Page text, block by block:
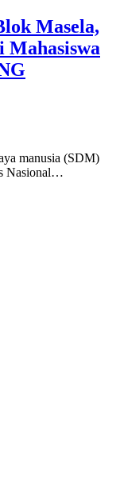
Masela,
Mahasiswa
manusia (SDM)
Nasional…